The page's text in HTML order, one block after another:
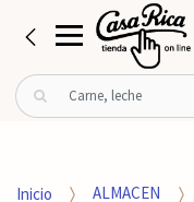
B
u
Inicio ALMACEN